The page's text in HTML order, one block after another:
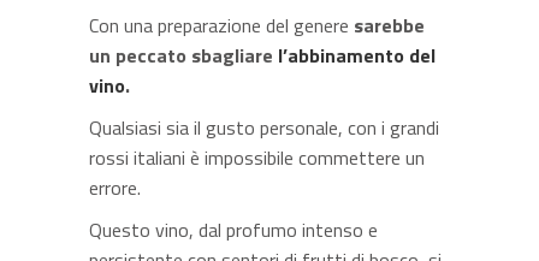
Con una preparazione del genere sarebbe
un peccato sbagliare l’abbinamento del
vino.
Qualsiasi sia il gusto personale, con i grandi
rossi italiani è impossibile commettere un
errore.
Questo vino, dal profumo intenso e